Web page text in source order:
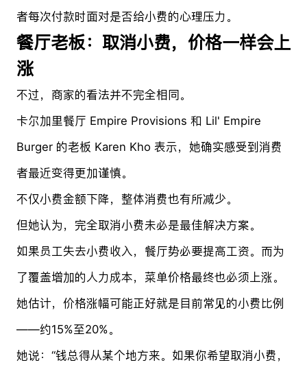
者每次付款时面对是否给小费的心理压力。
餐厅老板：取消小费，价格一样会上
涨
不过，商家的看法并不完全相同。
卡尔加里餐厅 Empire Provisions 和 Lil' Empire
Burger 的老板 Karen Kho 表示，她确实感受到消费
者最近变得更加谨慎。
不仅小费金额下降，整体消费也有所减少。
但她认为，完全取消小费未必是最佳解决方案。
如果员工失去小费收入，餐厅势必要提高工资。而为
了覆盖增加的人力成本，菜单价格最终也必须上涨。
她估计，价格涨幅可能正好就是目前常见的小费比例
——约15%至20%。
她说：“钱总得从某个地方来。如果你希望取消小费，